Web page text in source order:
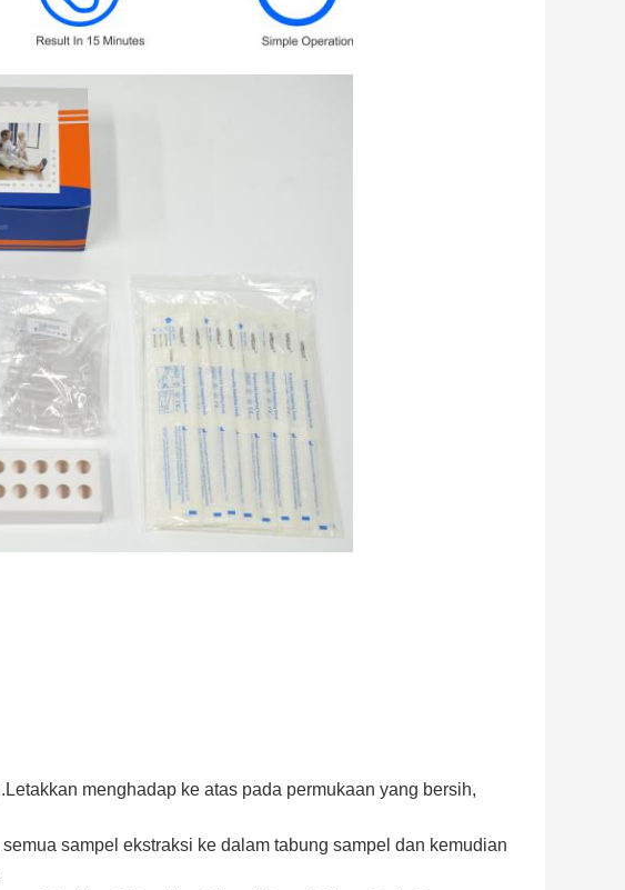
menghadap ke atas pada permukaan yang bersih,
sampel ekstraksi ke dalam tabung sampel dan kemudian